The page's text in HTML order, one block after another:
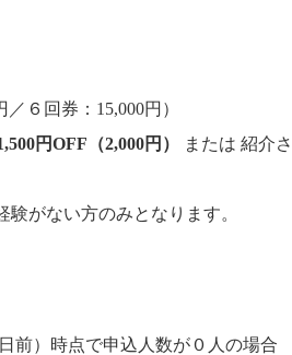
６回券：15,000円）
円OFF（2,000円）
または 紹介さ
がない方のみとなります。
前）時点で申込人数が０人の場合